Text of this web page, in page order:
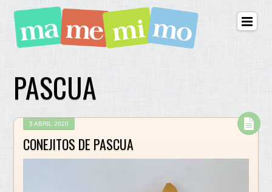
PASCUA
5 ABRIL 2020
CONEJITOS DE PASCUA